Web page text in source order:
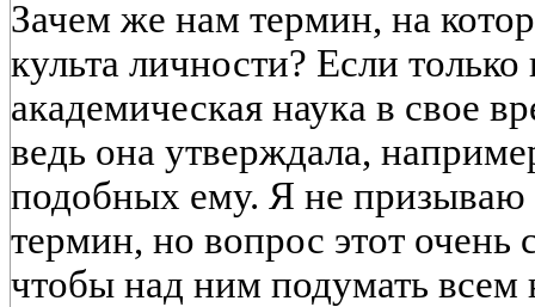
Зачем же нам термин, на
культа личности? Если только
академическая наука в свое
ведь она утверждала,
подобных ему. Я не призываю
термин, но вопрос этот очень
чтобы над ним подумать всем